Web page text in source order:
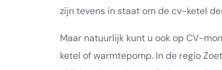
zijn tevens in staat om de cv-ketel
Maar natuurlijk kunt u ook op CV-
ketel of warmtepomp. In de regio